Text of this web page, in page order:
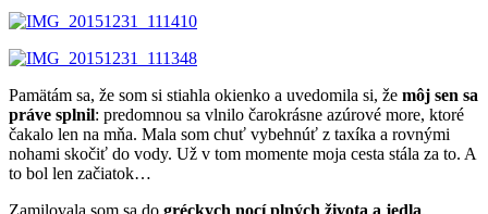
Pamätám sa, že som si stiahla okienko a uvedomila si, že môj sen sa
práve splnil: predomnou sa vlnilo čarokrásne azúrové more, ktoré
čakalo len na mňa. Mala som chuť vybehnúť z taxíka a rovnými
nohami skočiť do vody. Už v tom momente moja cesta stála za to. A
to bol len začiatok…
Zamilovala som sa do gréckych nocí plných života a jedla.